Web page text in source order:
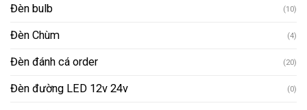
Đèn bulb (10)
Đèn Chùm (4)
Đèn đánh cá order (20)
Đèn đường LED 12v 24v (0)